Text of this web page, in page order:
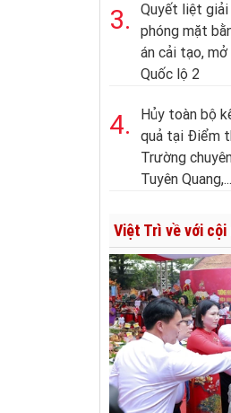
3.
Quyết liệt giải
phóng mặt
án cải tạo, mở
Quốc lộ 2
4.
Hủy toàn bộ
quả tại Điểm
Trường
Tuyên Quang,...
Việt Trì về với cội